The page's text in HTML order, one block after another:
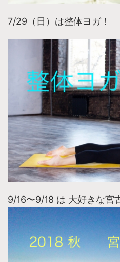
7/29（日）は整体ヨガ！
9/16〜9/18 は 大好きな宮